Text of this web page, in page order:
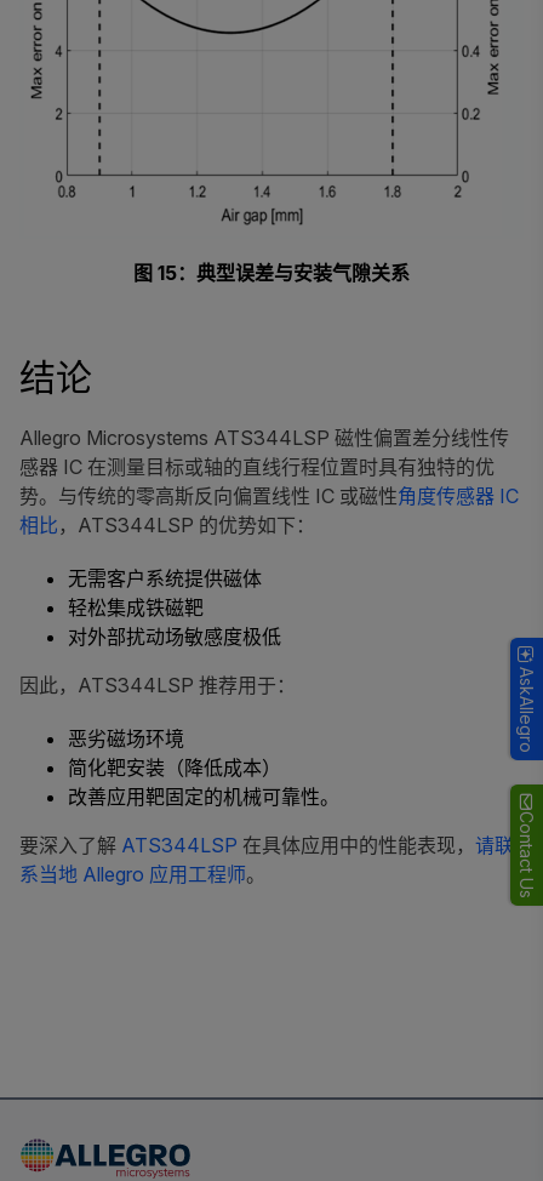
Contact Us
图 15：典型误差与安装气隙关系
结论
Allegro Microsystems ATS344LSP 磁性偏置差分线性传
感器 IC 在测量目标或轴的直线行程位置时具有独特的优
势。与传统的零高斯反向偏置线性 IC 或磁性角度传感器 IC
相比 ，ATS344LSP 的优势如下：
无需客户系统提供磁体
轻松集成铁磁靶
对外部扰动场敏感度极低
因此，ATS344LSP 推荐用于：
恶劣磁场环境
简化靶安装（降低成本）
改善应用靶固定的机械可靠性。
要深入了解 ATS344LSP 在具体应用中的性能表现， 请联
系当地 Allegro 应用工程师。
AskAllegro